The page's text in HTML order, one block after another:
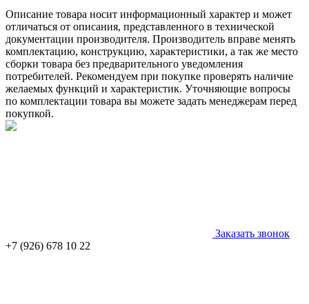
Описание товара носит информационный характер и может
отличаться от описания, представленного в технической
документации производителя. Производитель вправе менять
комплектацию, конструкцию, характеристики, а так же место
сборки товара без предварительного уведомления
потребителей. Рекомендуем при покупке проверять наличие
желаемых функций и характеристик. Уточняющие вопросы
по комплектации товара вы можете задать менеджерам перед
покупкой.
Заказать звонок
+7 (926) 678 10 22